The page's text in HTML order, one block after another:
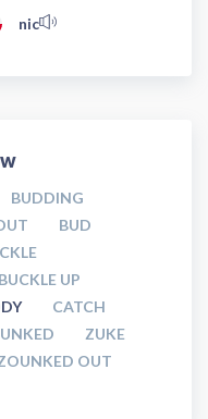
nic
BUDDING
BUD
BUCKLE UP
CATCH
ZUKE
OUT